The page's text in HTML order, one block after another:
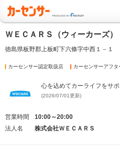
ＷＥＣＡＲＳ（ウィーカーズ
徳島県板野郡上板町下六條字中西１－１
カーセンサー認定取扱店 カーセンサーアフ
心を込めてカーライフをサ
(2026/07/01更新)
営業時間
10:00～20:00
法人名
株式会社ＷＥＣＡＲＳ